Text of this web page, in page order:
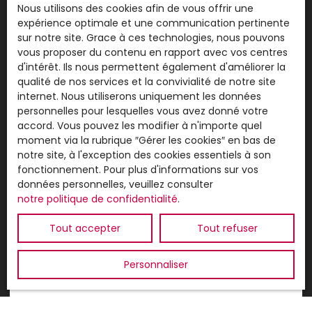
Règlement Parrainage
545 AFFAIRES CONCLUES depuis 2012
2026
2025
2024
2023
2022
2021
2020
Découverte de notre Secteur
Plouarzel
Lampaul Plouarzel
Nous utilisons des cookies afin de vous offrir une
expérience optimale et une communication pertinente
sur notre site. Grace à ces technologies, nous pouvons
vous proposer du contenu en rapport avec vos centres
d'intérêt. Ils nous permettent également d'améliorer la
qualité de nos services et la convivialité de notre site
internet. Nous utiliserons uniquement les données
personnelles pour lesquelles vous avez donné votre
accord. Vous pouvez les modifier à n'importe quel
moment via la rubrique ″Gérer les cookies″ en bas de
notre site, à l'exception des cookies essentiels à son
fonctionnement. Pour plus d'informations sur vos
données personnelles, veuillez consulter
notre politique de confidentialité.
Tout accepter Tout refuser
Personnaliser